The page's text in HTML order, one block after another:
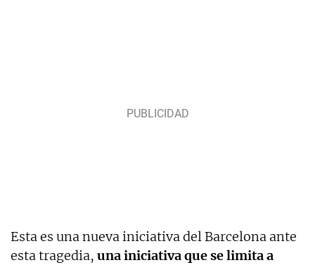
Esta es una nueva iniciativa del Barcelona ante
esta tragedia, una iniciativa que se limita a